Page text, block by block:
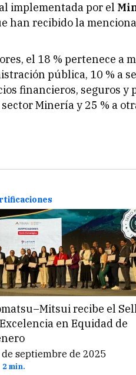
implementada por el
han recibido la
el 18 % pertenece a
pública, 10 % a
financieros, seguros y
Minería y 25 % a
recibe el
en Equidad de
de septiembre de 2025
2 min.